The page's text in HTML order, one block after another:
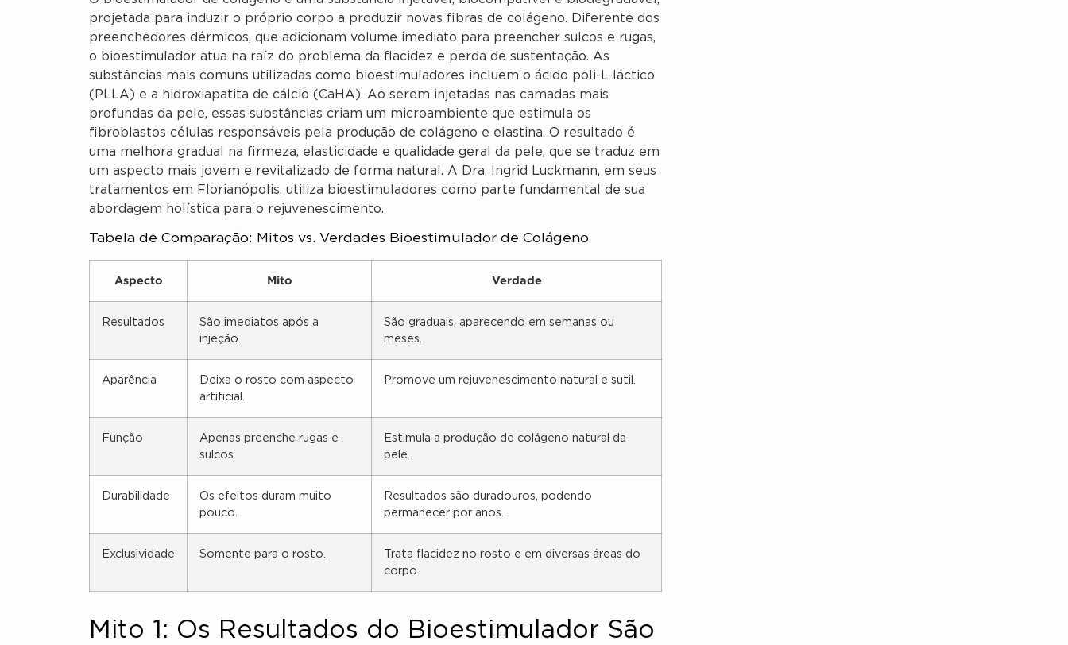
projetada para induzir o próprio corpo a produzir novas fibras de colágeno. Diferente dos
preenchedores dérmicos, que adicionam volume imediato para preencher sulcos e rugas,
o bioestimulador atua na raíz do problema da flacidez e perda de sustentação. As
substâncias mais comuns utilizadas como bioestimuladores incluem o ácido poli-L-láctico
(PLLA) e a hidroxiapatita de cálcio (CaHA). Ao serem injetadas nas camadas mais
profundas da pele, essas substâncias criam um microambiente que estimula os
fibroblastos células responsáveis pela produção de colágeno e elastina. O resultado é
uma melhora gradual na firmeza, elasticidade e qualidade geral da pele, que se traduz em
um aspecto mais jovem e revitalizado de forma natural. A Dra. Ingrid Luckmann, em seus
tratamentos em Florianópolis, utiliza bioestimuladores como parte fundamental de sua
abordagem holística para o rejuvenescimento.
Tabela de Comparação: Mitos vs. Verdades Bioestimulador de Colágeno
Aspecto Mito Verdade
Resultados
São imediatos após a
injeção.
São graduais, aparecendo em semanas ou
meses.
Aparência
Deixa o rosto com aspecto
artificial.
Promove um rejuvenescimento natural e sutil.
Função
Apenas preenche rugas e
sulcos.
Estimula a produção de colágeno natural da
pele.
Durabilidade
Os efeitos duram muito
pouco.
Resultados são duradouros, podendo
permanecer por anos.
Exclusividade Somente para o rosto.
Trata flacidez no rosto e em diversas áreas do
corpo.
Mito 1: Os Resultados do Bioestimulador São